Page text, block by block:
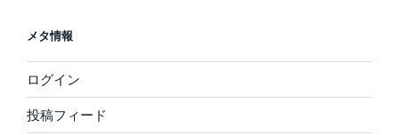
ー
メタ情報
ログイン
投稿フィード